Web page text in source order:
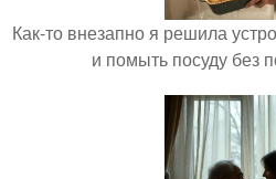
Как-то внезапно я решила
и помыть посуду без